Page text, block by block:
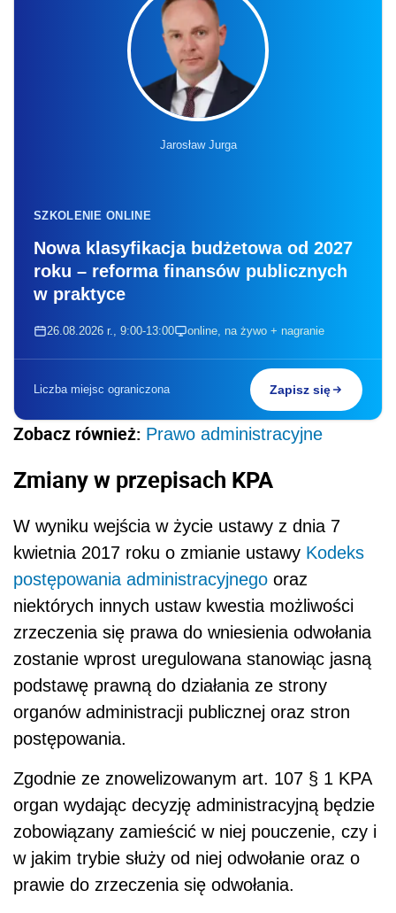
Jarosław Jurga
SZKOLENIE ONLINE
Nowa klasyfikacja budżetowa od 2027
roku – reforma finansów publicznych
w praktyce
26.08.2026 r., 9:00-13:00 online, na żywo + nagranie
Liczba miejsc ograniczona Zapisz się
Zobacz również: Prawo administracyjne
Zmiany w przepisach KPA
W wyniku wejścia w życie ustawy z dnia 7
kwietnia 2017 roku o zmianie ustawy Kodeks
postępowania administracyjnego oraz
niektórych innych ustaw kwestia możliwości
zrzeczenia się prawa do wniesienia odwołania
zostanie wprost uregulowana stanowiąc jasną
podstawę prawną do działania ze strony
organów administracji publicznej oraz stron
postępowania.
Zgodnie ze znowelizowanym art. 107 § 1 KPA
organ wydając decyzję administracyjną będzie
zobowiązany zamieścić w niej pouczenie, czy i
w jakim trybie służy od niej odwołanie oraz o
prawie do zrzeczenia się odwołania.